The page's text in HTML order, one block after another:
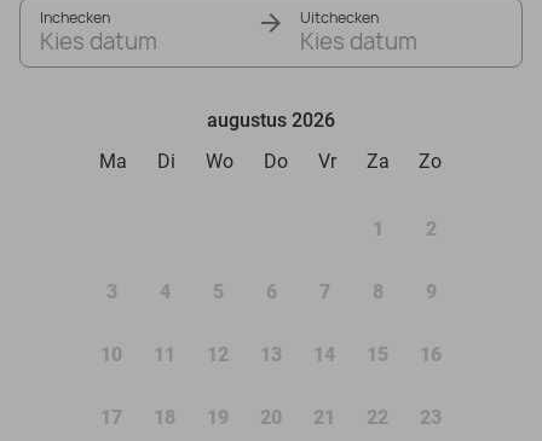
Inchecken
Kies datum
Uitchecken
Kies datum
augustus 2026
Ma
Di Wo Do Vr Za Zo
1 2
3 4 5 6 7 8 9
10 11 12 13 14 15 16
17 18 19 20 21 22 23